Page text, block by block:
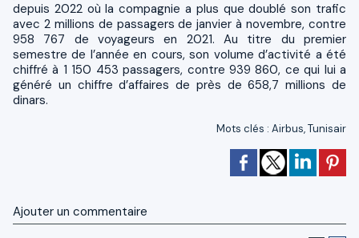
depuis 2022 où la compagnie a plus que doublé son trafic
avec 2 millions de passagers de janvier à novembre, contre
958 767 de voyageurs en 2021. Au titre du premier
semestre de l’année en cours, son volume d’activité a été
chiffré à 1 150 453 passagers, contre 939 860, ce qui lui a
généré un chiffre d’affaires de près de 658,7 millions de
dinars.
Mots clés : Airbus,Tunisair
Ajouter un commentaire